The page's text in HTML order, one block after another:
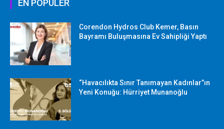
EN POPÜLER
Corendon Hydros Club Kemer, Basın
Bayramı Buluşmasına Ev Sahipliği Yaptı
“Havacılıkta Sınır Tanımayan Kadınlar”ın
Yeni Konuğu: Hürriyet Munanoğlu